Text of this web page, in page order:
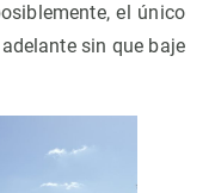
el único
sin que baje